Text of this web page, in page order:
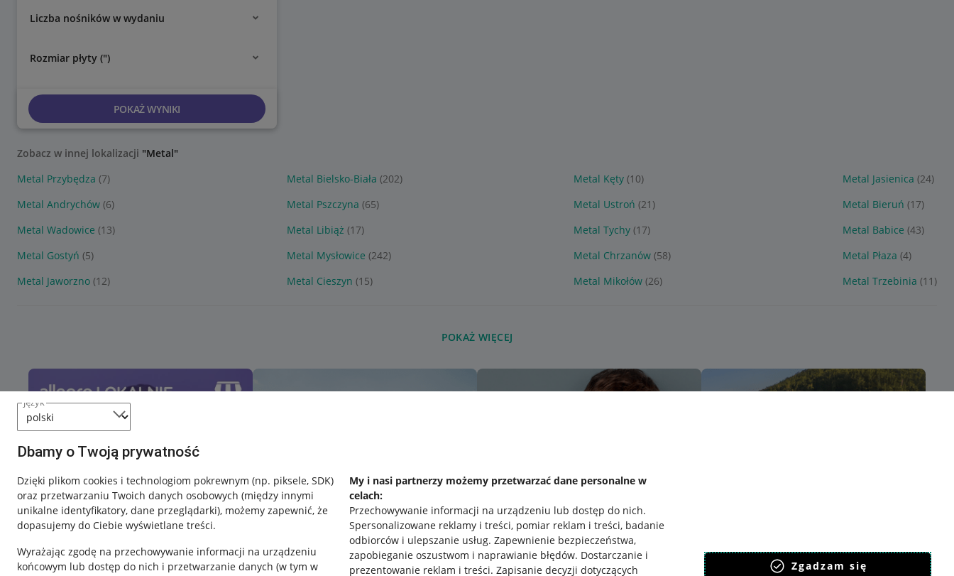
język
Dbamy o Twoją prywatność
Dzięki plikom cookies i technologiom pokrewnym (np. piksele, SDK)
oraz przetwarzaniu Twoich danych osobowych (między innymi
unikalne identyfikatory, dane przeglądarki), możemy zapewnić, że
dopasujemy do Ciebie wyświetlane treści.
Wyrażając zgodę na przechowywanie informacji na urządzeniu
końcowym lub dostęp do nich i przetwarzanie danych (w tym w
My i nasi partnerzy możemy przetwarzać dane personalne w
celach:
Przechowywanie informacji na urządzeniu lub dostęp do nich.
Spersonalizowane reklamy i treści, pomiar reklam i treści, badanie
odbiorców i ulepszanie usług. Zapewnienie bezpieczeństwa,
zapobieganie oszustwom i naprawianie błędów. Dostarczanie i
prezentowanie reklam i treści. Zapisanie decyzji dotyczących Zgadzam się
Liczba nośników w wydaniu
Rozmiar płyty (")
POKAŻ WYNIKI
Zobacz w innej lokalizacji "Metal"
Metal Przybędza (7) Metal Bielsko-Biała (202) Metal Kęty (10) Metal Jasienica (24)
Metal Andrychów (6) Metal Pszczyna (65) Metal Ustroń (21) Metal Bieruń (17)
Metal Wadowice (13) Metal Libiąż (17) Metal Tychy (17) Metal Babice (43)
Metal Gostyń (5) Metal Mysłowice (242) Metal Chrzanów (58) Metal Płaza (4)
Metal Jaworzno (12) Metal Cieszyn (15) Metal Mikołów (26) Metal Trzebinia (11)
POKAŻ WIĘCEJ